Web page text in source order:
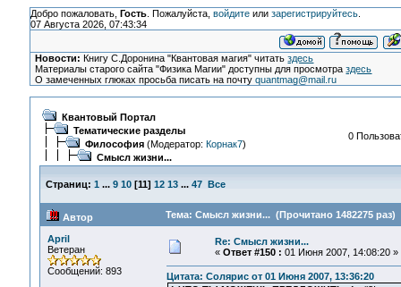
Добро пожаловать, Гость. Пожалуйста, войдитеили зарегистрируйтесь.
07 Августа 2026, 07:43:34
Новости: Книгу С.Доронина "Квантовая магия" читатьздесь
Материалы старого сайта "Физика Магии" доступны для просмотраздесь
О замеченных глюках просьба писать на почтуquantmag@mail.ru
Квантовый Портал
Тематические разделы
Философия(Модератор: Корнак7)
Смысл жизни...
0
Страниц: 1 ... 9 10[11] 12 13 ... 47 Все
Автор Тема: Смысл жизни... (Прочитано 1482275 раз)
April
Ветеран
Сообщений: 893
Re: Смысл жизни...
« Ответ #150 : 01 Июня 2007, 14:08:20 »
Цитата: Солярис от 01 Июня 2007, 13:36:20